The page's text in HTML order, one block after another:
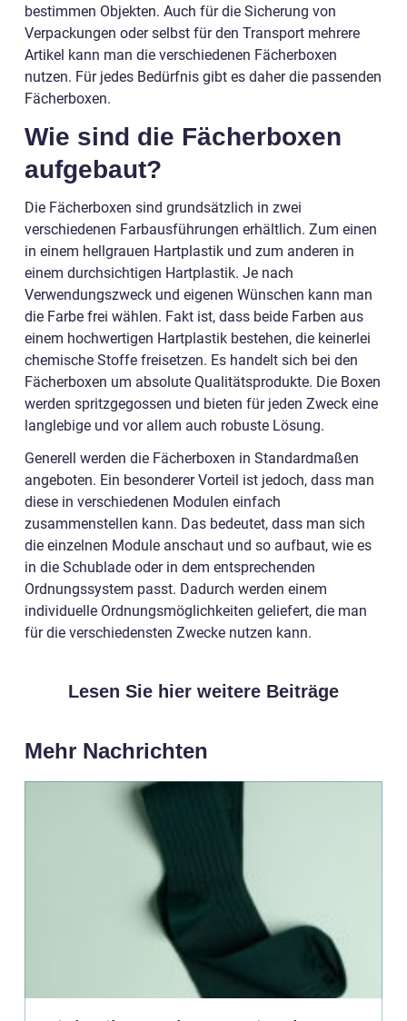
bestimmen Objekten. Auch für die Sicherung von
Verpackungen oder selbst für den Transport mehrere
Artikel kann man die verschiedenen Fächerboxen
nutzen. Für jedes Bedürfnis gibt es daher die passenden
Fächerboxen.
Wie sind die Fächerboxen
aufgebaut?
Die Fächerboxen sind grundsätzlich in zwei
verschiedenen Farbausführungen erhältlich. Zum einen
in einem hellgrauen Hartplastik und zum anderen in
einem durchsichtigen Hartplastik. Je nach
Verwendungszweck und eigenen Wünschen kann man
die Farbe frei wählen. Fakt ist, dass beide Farben aus
einem hochwertigen Hartplastik bestehen, die keinerlei
chemische Stoffe freisetzen. Es handelt sich bei den
Fächerboxen um absolute Qualitätsprodukte. Die Boxen
werden spritzgegossen und bieten für jeden Zweck eine
langlebige und vor allem auch robuste Lösung.
Generell werden die Fächerboxen in Standardmaßen
angeboten. Ein besonderer Vorteil ist jedoch, dass man
diese in verschiedenen Modulen einfach
zusammenstellen kann. Das bedeutet, dass man sich
die einzelnen Module anschaut und so aufbaut, wie es
in die Schublade oder in dem entsprechenden
Ordnungssystem passt. Dadurch werden einem
individuelle Ordnungsmöglichkeiten geliefert, die man
für die verschiedensten Zwecke nutzen kann.
Lesen Sie hier weitere Beiträge
Mehr Nachrichten